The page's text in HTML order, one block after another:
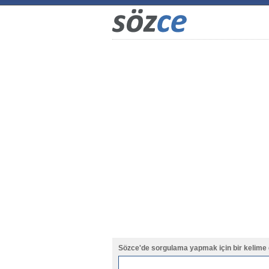
Sözce'de sorgulama yapmak için bir kelime